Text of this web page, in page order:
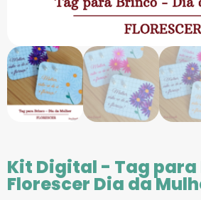
Kit Digital - Tag para
Florescer Dia da